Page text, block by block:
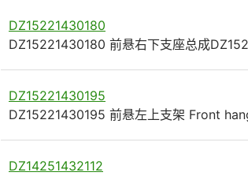
DZ15221430180
DZ15221430180 前悬右下支座总成
DZ15221430195
DZ15221430195 前悬左上支架 Front
DZ14251432112